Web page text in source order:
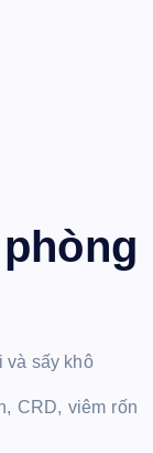
và sấy khô
CRD, viêm rốn